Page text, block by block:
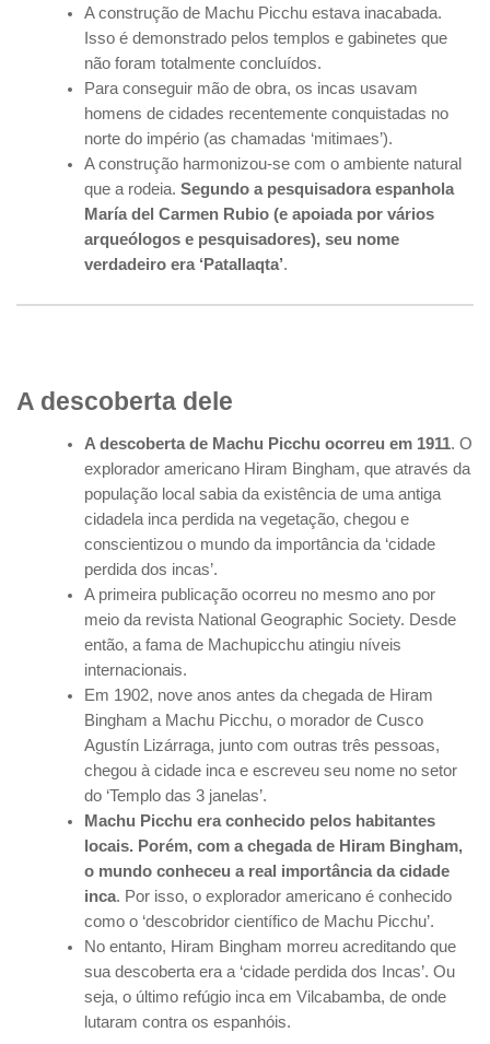
A construção de Machu Picchu estava inacabada.
Isso é demonstrado pelos templos e gabinetes que
não foram totalmente concluídos.
Para conseguir mão de obra, os incas usavam
homens de cidades recentemente conquistadas no
norte do império (as chamadas ‘mitimaes’).
A construção harmonizou-se com o ambiente natural
que a rodeia.Segundo a pesquisadora espanhola
María del Carmen Rubio (e apoiada por vários
arqueólogos e pesquisadores), seu nome
verdadeiro era ‘Patallaqta’.
A descoberta dele
A descoberta de Machu Picchu ocorreu em 1911. O
explorador americano Hiram Bingham, que através da
população local sabia da existência de uma antiga
cidadela inca perdida na vegetação, chegou e
conscientizou o mundo da importância da ‘cidade
perdida dos incas’.
A primeira publicação ocorreu no mesmo ano por
meio da revista National Geographic Society. Desde
então, a fama de Machupicchu atingiu níveis
internacionais.
Em 1902, nove anos antes da chegada de Hiram
Bingham a Machu Picchu, o morador de Cusco
Agustín Lizárraga, junto com outras três pessoas,
chegou à cidade inca e escreveu seu nome no setor
do ‘Templo das 3 janelas’.
Machu Picchu era conhecido pelos habitantes
locais. Porém, com a chegada de Hiram Bingham,
o mundo conheceu a real importância da cidade
inca. Por isso, o explorador americano é conhecido
como o ‘descobridor científico de Machu Picchu’.
No entanto, Hiram Bingham morreu acreditando que
sua descoberta era a ‘cidade perdida dos Incas’. Ou
seja, o último refúgio inca em Vilcabamba, de onde
lutaram contra os espanhóis.